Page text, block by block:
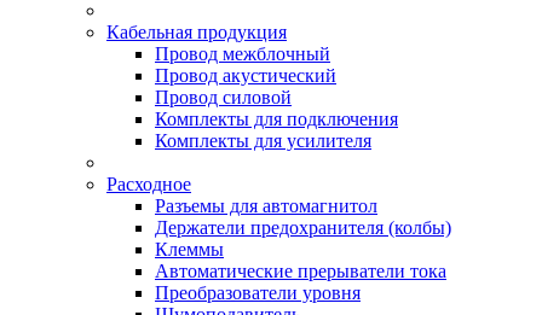
Кабельная продукция
Провод межблочный
Провод акустический
Провод силовой
Комплекты для подключения
Комплекты для усилителя
Расходное
Разъемы для автомагнитол
Держатели предохранителя (колбы)
Клеммы
Автоматические прерыватели тока
Преобразователи уровня